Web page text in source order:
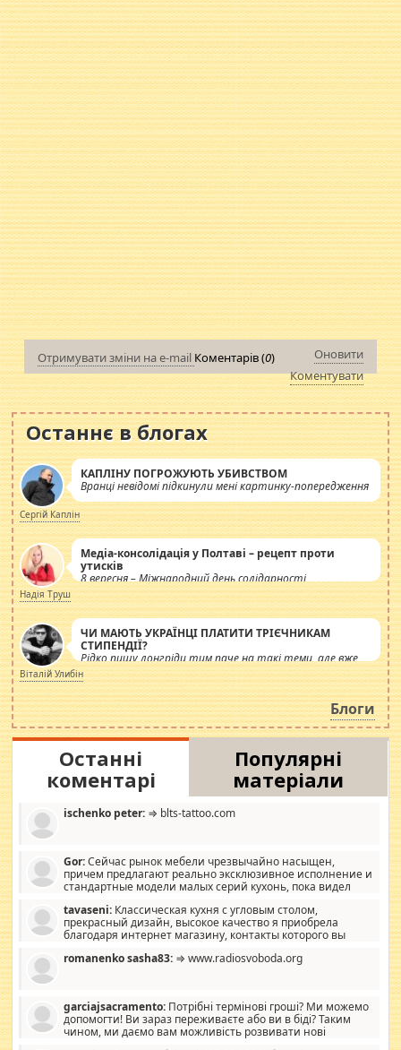
Отримувати зміни на e-mail Коментарів (0)
Оновити
Коментувати
Останнє в блогах
КАПЛІНУ ПОГРОЖУЮТЬ УБИВСТВОМ
Вранці невідомі підкинули мені картинку-попередження
Сергій Каплін
Медіа-консолідація у Полтаві – рецепт проти
утисків
8 вересня – Міжнародний день солідарності
журналістів.
Надія Труш
ЧИ МАЮТЬ УКРАЇНЦІ ПЛАТИТИ ТРІЄЧНИКАМ
СТИПЕНДІЇ?
Рідко пишу лонгріди тим паче на такі теми, але вже
просто дістало! Обурюють сьогоднішні інсенуації
навколо стипендіального питання. Штучно
роздувається ще одна соціальна катастрофа.
Віталій Улибін
Блоги
Останні
коментарі
Популярні
матеріали
ischenko peter: ⇒ blts-tattoo.com
Gor:Сейчас рынок мебели чрезвычайно насыщен,
причем предлагают реально эксклюзивное исполнение и
стандартные модели малых серий кухонь, пока видел
стандартные формы, в MebelOk, креативненько и что главное -
со вкусом все в порядке, без ненужных наворотов удорожающих
мебель, а это не последний фактор.
tavaseni: Классическая кухня с угловым столом,
прекрасный дизайн, высокое качество я приобрела
благодаря интернет магазину, контакты которого вы
romanenko sasha83: ⇒ www.radiosvoboda.org
garciajsacramento: Потрібні термінові гроші? Ми можемо
допомогти! Ви зараз переживаєте або ви в біді? Таким
чином, ми даємо вам можливість розвивати нові